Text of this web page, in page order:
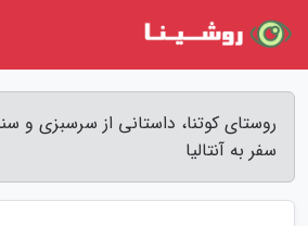
روستای کوتنا، داستانی از سرسبزی و
سفر به آنتالیا